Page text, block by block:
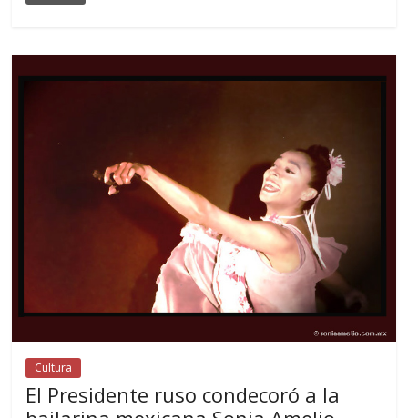
Cultura
El Presidente ruso condecoró a la